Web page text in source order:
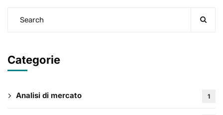
Categorie
Analisi di mercato 1